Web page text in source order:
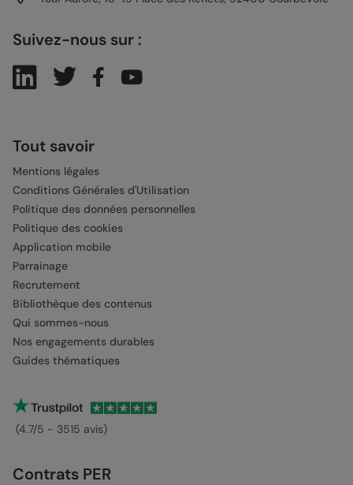
Suivez-nous sur :
Tout savoir
Mentions légales
Conditions Générales d'Utilisation
Politique des données personnelles
Politique des cookies
Application mobile
Parrainage
Recrutement
Bibliothèque des contenus
Qui sommes-nous
Nos engagements durables
Guides thématiques
(4.7/5 - 3515 avis)
Contrats PER